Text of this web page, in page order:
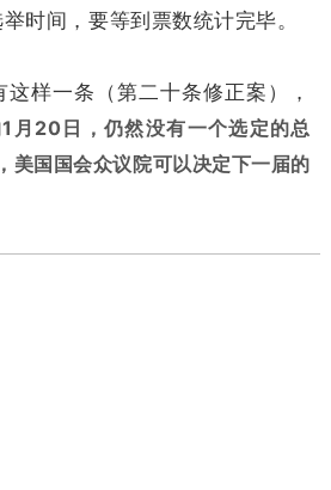
时间，要等到票数统计完毕。
样一条（第二十条修正案），
月20日，仍然没有一个选定的总
美国国会众议院可以决定下一届的